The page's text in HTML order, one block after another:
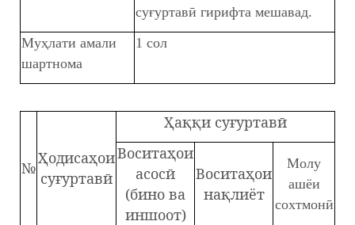
суғуртавӣ гирифта мешавад.
Муҳлати амали
шартнома
1 сол
№
Ҳодисаҳои
суғуртавӣ
Ҳаққи суғуртавӣ
Воситаҳои
асосӣ
(бино ва
иншоот)
Воситаҳои
нақлиёт
Молу
ашёи
сохтмонӣ